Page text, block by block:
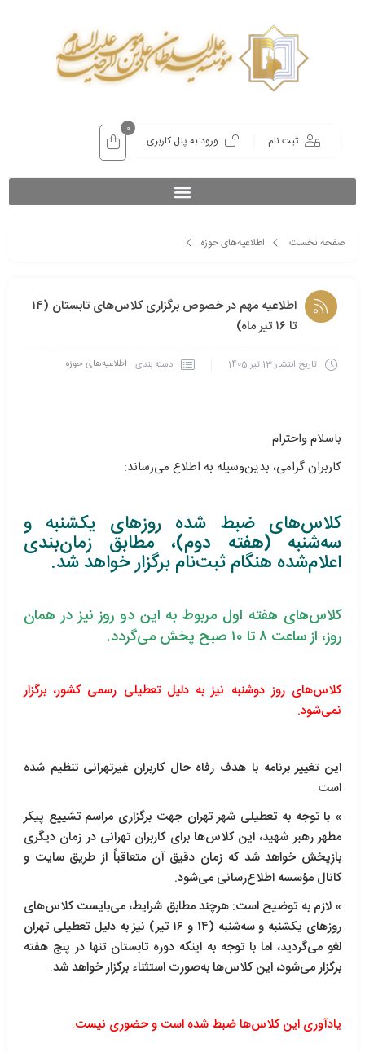
ثبت نام ورود به پنل کاربری
0
صفحه نخست اطلاعیه‌های حوزه
اطلاعیه مهم در خصوص برگزاری کلاس‌های تابستان (۱۴
تا ۱۶ تیر ماه)
تاریخ انتشار13 تیر 1405 دسته بندی اطلاعیه‌های حوزه
باسلام واحترام
کاربران گرامی، بدین‌وسیله به اطلاع می‌رساند:
کلاس‌های ضبط‌ شده روزهای یکشنبه و
سه‌شنبه (هفته دوم)، مطابق زمان‌بندی
اعلام‌شده هنگام ثبت‌نام برگزار خواهد شد.
کلاس‌های هفته اول مربوط به این دو روز نیز در همان
روز، از ساعت ۸ تا ۱۰ صبح پخش می‌گردد.
کلاس‌های روز دوشنبه نیز به دلیل تعطیلی رسمی کشور، برگزار
نمی‌شود.
این تغییر برنامه با هدف رفاه حال کاربران غیرتهرانی تنظیم شده
است
» با توجه به تعطیلی شهر تهران جهت برگزاری مراسم تشییع پیکر
مطهر رهبر شهید، این کلاس‌ها برای کاربران تهرانی در زمان دیگری
بازپخش خواهد شد که زمان دقیق آن متعاقباً از طریق سایت و
کانال مؤسسه اطلاع‌رسانی می‌شود.
» لازم به توضیح است: هرچند مطابق شرایط، می‌بایست کلاس‌های
روزهای یکشنبه و سه‌شنبه (۱۴ و ۱۶ تیر) نیز به دلیل تعطیلی تهران
لغو می‌گردید، اما با توجه به اینکه دوره تابستان تنها در پنج هفته
برگزار می‌شود، این کلاس‌ها به‌صورت استثناء برگزار خواهد شد.
یادآوری این کلاس‌ها ضبط شده است و حضوری نیست.